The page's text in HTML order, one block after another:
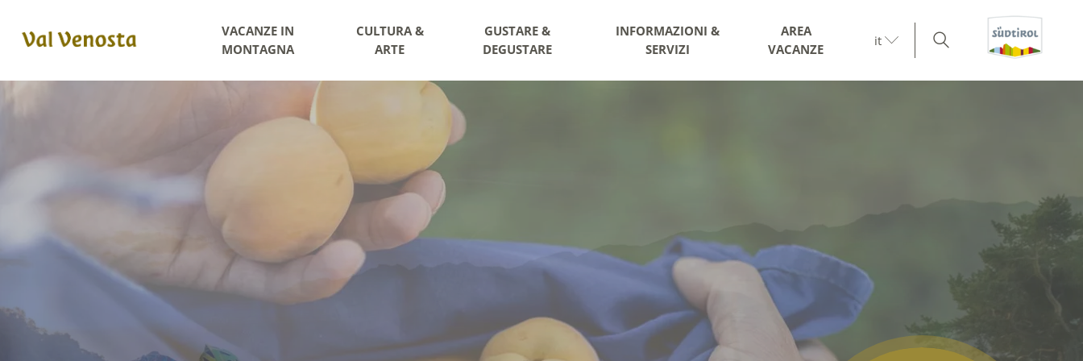
VACANZE IN
MONTAGNA
CULTURA &
ARTE
GUSTARE &
DEGUSTARE
INFORMAZIONI &
SERVIZI
AREA
VACANZE
it